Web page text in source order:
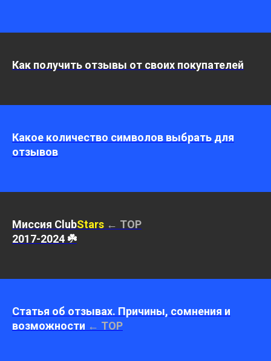
Как получить отзывы от своих покупателей
Какое количество символов выбрать для
отзывов
Миссия ClubStars ← TOP
2017-2024 ☘️
Статья об отзывах. Причины, сомнения и
возможности ← TOP